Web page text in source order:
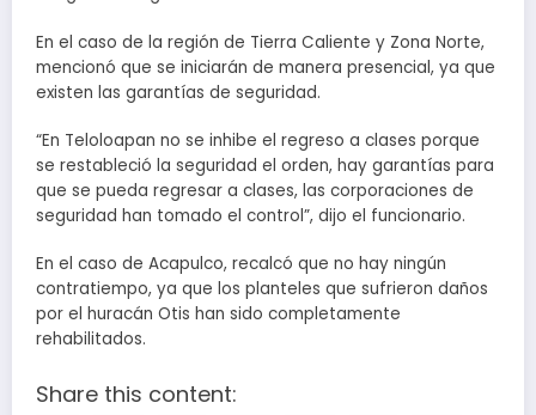
En el caso de la región de Tierra Caliente y Zona Norte,
mencionó que se iniciarán de manera presencial, ya que
existen las garantías de seguridad.
“En Teloloapan no se inhibe el regreso a clases porque
se restableció la seguridad el orden, hay garantías para
que se pueda regresar a clases, las corporaciones de
seguridad han tomado el control”, dijo el funcionario.
En el caso de Acapulco, recalcó que no hay ningún
contratiempo, ya que los planteles que sufrieron daños
por el huracán Otis han sido completamente
rehabilitados.
Share this content: